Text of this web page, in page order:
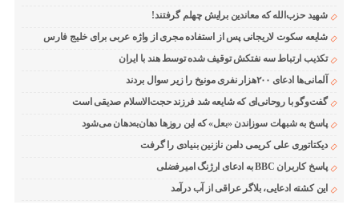
شهید حزب‌الله که معاندین برایش چهلم گرفتند!
شایعه سکوت لاریجانی پس از استفاده مجری از واژه عربی برای خلیج فارس
تکذیب ارتباط سه نفتکش توقیف شده توسط هند با ایران
آلمانی‌ها ادعای ۲۰۰هزار نفری مونیخ را زیر سوال بردند
گفت‌وگو با روحانی‌ای که شایعه شد فرزند حجت‌الاسلام صدیقی است
پاسخ به شبهات سوزاندن «بعل» که این روزها دهان‌به‌دهان می‌شود
دیکتاتوری علی کریمی دامن نازنین بنیادی را گرفت
پاسخ کاربران BBC به ادعای ارژنگ امیرفضلی
این کشته ادعایی، بلاگر عراقی از آب درآمد